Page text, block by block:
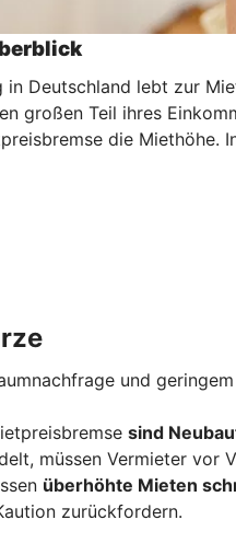
Deutschland lebt zur
großen Teil ihres
die Miethöhe.
und
sind
müssen Vermieter vor
überhöhte Mieten
zurückfordern.